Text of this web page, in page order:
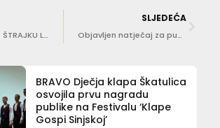
ORSAT JOHN O ŠTRAJKU LIJEČNIKA ‘Pacijenti se ne moraju bojati…’
SLJEDEĆA
Objavljen natječaj za punu stipendiju u iznosu od 27 200 eura za američki studij ugostiteljstva i turizma
BRAVO Dječja klapa Škatulica
osvojila prvu nagradu
publike na Festivalu ‘Klape
Gospi Sinjskoj’